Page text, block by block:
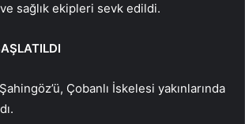
sağlık ekipleri sevk edildi.
Çobanlı İskelesi yakınlarında